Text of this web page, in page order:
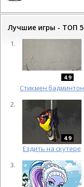
Лучшие игры - ТОП 5
4.9
Cтикмен бадминтон
4.9
Ездить на скутере